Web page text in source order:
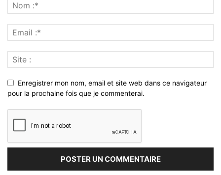
Enregistrer mon nom, email et site web dans ce navigateur
pour la prochaine fois que je commenterai.